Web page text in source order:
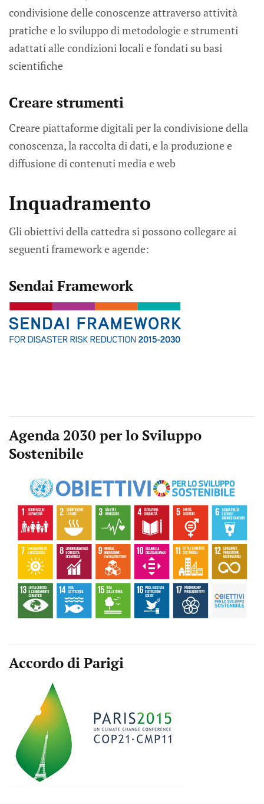
condivisione delle conoscenze attraverso attività
pratiche e lo sviluppo di metodologie e strumenti
adattati alle condizioni locali e fondati su basi
scientifiche
Creare strumenti
Creare piattaforme digitali per la condivisione della
conoscenza, la raccolta di dati, e la produzione e
diffusione di contenuti media e web
Inquadramento
Gli obiettivi della cattedra si possono collegare ai
seguenti framework e agende:
Sendai Framework
Agenda 2030 per lo Sviluppo
Sostenibile
Accordo di Parigi